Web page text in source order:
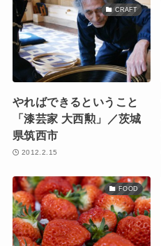
CRAFT
やればできるということ
「漆芸家 大西勲」／茨城
県筑西市
2012.2.15
FOOD